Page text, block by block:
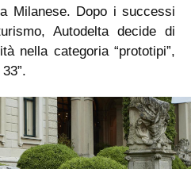
Milanese. Dopo i successi
Autodelta decide di
nella categoria “prototipi”,